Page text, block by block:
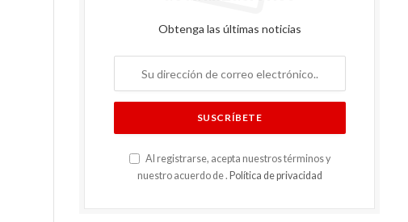
Obtenga las últimas noticias
Al registrarse, acepta nuestros términos y
nuestro acuerdo de . Política de privacidad